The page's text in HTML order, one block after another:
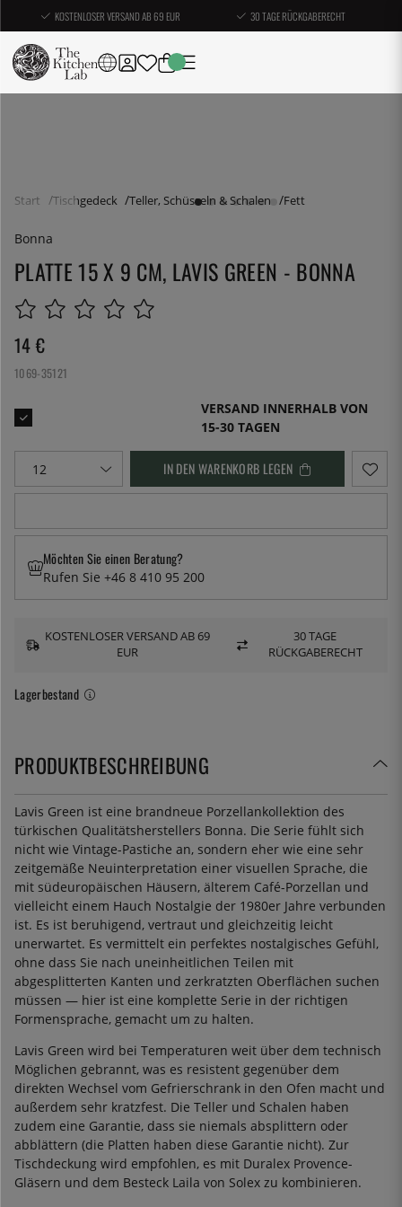
KOSTENLOSER VERSAND AB 69 EUR 30 TAGE RÜCKGABERECHT
Start Tischgedeck Teller, Schüsseln & Schalen Fett
Bonna
PLATTE 15 X 9 CM, LAVIS GREEN - BONNA
14 €
1069-35121
VERSAND INNERHALB VON
15-30 TAGEN
IN DEN WARENKORB LEGEN
Lagerbestand
Möchten Sie einen Beratung?
Rufen Sie +46 8 410 95 200
KOSTENLOSER VERSAND AB 69
EUR
30 TAGE
RÜCKGABERECHT
PRODUKTBESCHREIBUNG
Lavis Green ist eine brandneue Porzellankollektion des
türkischen Qualitätsherstellers Bonna. Die Serie fühlt sich
nicht wie Vintage-Pastiche an, sondern eher wie eine sehr
zeitgemäße Neuinterpretation einer visuellen Sprache, die
mit südeuropäischen Häusern, älterem Café-Porzellan und
vielleicht einem Hauch Nostalgie der 1980er Jahre verbunden
ist. Es ist beruhigend, vertraut und gleichzeitig leicht
unerwartet. Es vermittelt ein perfektes nostalgisches Gefühl,
ohne dass Sie nach uneinheitlichen Teilen mit
abgesplitterten Kanten und zerkratzten Oberflächen suchen
müssen — hier ist eine komplette Serie in der richtigen
Formensprache, gemacht um zu halten.
Lavis Green wird bei Temperaturen weit über dem technisch
Möglichen gebrannt, was es resistent gegenüber dem
direkten Wechsel vom Gefrierschrank in den Ofen macht und
außerdem sehr kratzfest. Die Teller und Schalen haben
zudem eine Garantie, dass sie niemals absplittern oder
abblättern (die Platten haben diese Garantie nicht). Zur
Tischdeckung wird empfohlen, es mit Duralex Provence-
Gläsern und dem Besteck Laila von Solex zu kombinieren.